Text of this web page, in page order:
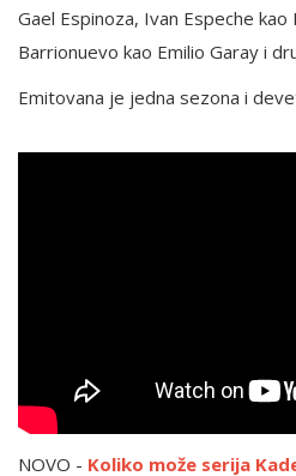
Gael Espinoza, Ivan Espeche
Barrionuevo kao Emilio Garay i
Emitovana je jedna sezona i
NOVO - Koliko može serija